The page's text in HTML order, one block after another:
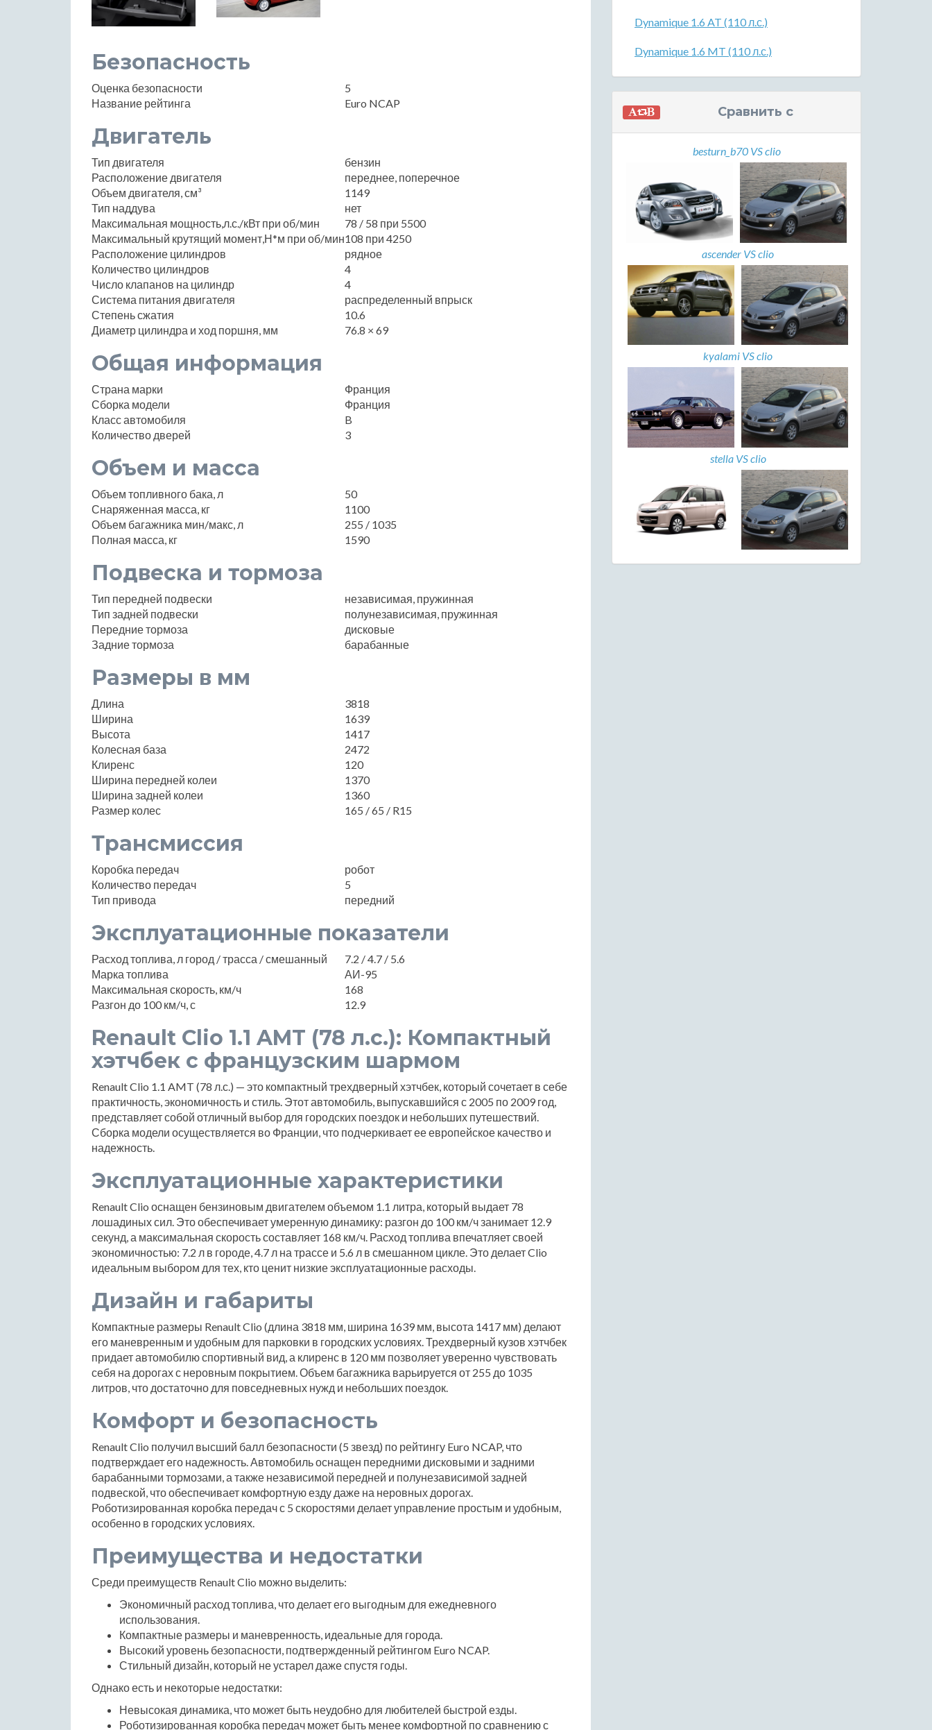
Безопасность
Оценка безопасности
5
Название рейтинга
Euro NCAP
Двигатель
Тип двигателя
бензин
Расположение двигателя
переднее, поперечное
Объем двигателя, см³
1149
Тип наддува
нет
Максимальная мощность,л.с./кВт при об/мин
78 / 58 при 5500
Максимальный крутящий момент,Н*м при об/мин108 при 4250
Расположение цилиндров
рядное
Количество цилиндров
4
Число клапанов на цилиндр
4
Система питания двигателя
распределенный впрыск
Степень сжатия
10.6
Диаметр цилиндра и ход поршня, мм
76.8 × 69
Общая информация
Страна марки
Франция
Сборка модели
Франция
Класс автомобиля
B
Количество дверей
3
Объем и масса
Объем топливного бака, л
50
Снаряженная масса, кг
1100
Объем багажника мин/макс, л
255 / 1035
Полная масса, кг
1590
Подвеска и тормоза
Тип передней подвески
независимая, пружинная
Тип задней подвески
полунезависимая, пружинная
Передние тормоза
дисковые
Задние тормоза
барабанные
Размеры в мм
Длина
3818
Ширина
1639
Высота
1417
Колесная база
2472
Клиренс
120
Ширина передней колеи
1370
Ширина задней колеи
1360
Размер колес
165 / 65 / R15
Трансмиссия
Коробка передач
робот
Количество передач
5
Тип привода
передний
Эксплуатационные показатели
Расход топлива, л город / трасса / смешанный
7.2 / 4.7 / 5.6
Марка топлива
АИ-95
Максимальная скорость, км/ч
168
Разгон до 100 км/ч, с
12.9
Renault Clio 1.1 AMT (78 л.с.): Компактный
хэтчбек с французским шармом
Renault Clio 1.1 AMT (78 л.с.) — это компактный трехдверный хэтчбек, который сочетает в себе
практичность, экономичность и стиль. Этот автомобиль, выпускавшийся с 2005 по 2009 год,
представляет собой отличный выбор для городских поездок и небольших путешествий.
Сборка модели осуществляется во Франции, что подчеркивает ее европейское качество и
надежность.
Эксплуатационные характеристики
Renault Clio оснащен бензиновым двигателем объемом 1.1 литра, который выдает 78
лошадиных сил. Это обеспечивает умеренную динамику: разгон до 100 км/ч занимает 12.9
секунд, а максимальная скорость составляет 168 км/ч. Расход топлива впечатляет своей
экономичностью: 7.2 л в городе, 4.7 л на трассе и 5.6 л в смешанном цикле. Это делает Clio
идеальным выбором для тех, кто ценит низкие эксплуатационные расходы.
Дизайн и габариты
Компактные размеры Renault Clio (длина 3818 мм, ширина 1639 мм, высота 1417 мм) делают
его маневренным и удобным для парковки в городских условиях. Трехдверный кузов хэтчбек
придает автомобилю спортивный вид, а клиренс в 120 мм позволяет уверенно чувствовать
себя на дорогах с неровным покрытием. Объем багажника варьируется от 255 до 1035
литров, что достаточно для повседневных нужд и небольших поездок.
Комфорт и безопасность
Renault Clio получил высший балл безопасности (5 звезд) по рейтингу Euro NCAP, что
подтверждает его надежность. Автомобиль оснащен передними дисковыми и задними
барабанными тормозами, а также независимой передней и полунезависимой задней
подвеской, что обеспечивает комфортную езду даже на неровных дорогах.
Роботизированная коробка передач с 5 скоростями делает управление простым и удобным,
особенно в городских условиях.
Преимущества и недостатки
Среди преимуществ Renault Clio можно выделить:
Экономичный расход топлива, что делает его выгодным для ежедневного
использования.
Компактные размеры и маневренность, идеальные для города.
Высокий уровень безопасности, подтвержденный рейтингом Euro NCAP.
Стильный дизайн, который не устарел даже спустя годы.
Однако есть и некоторые недостатки:
Невысокая динамика, что может быть неудобно для любителей быстрой езды.
Роботизированная коробка передач может быть менее комфортной по сравнению с
Dynamique 1.6 AT (110 л.с.)
Dynamique 1.6 MT (110 л.с.)
Сравнить с
besturn_b70 VS clio
ascender VS clio
kyalami VS clio
stella VS clio